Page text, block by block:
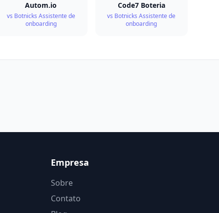
Autom.io
vs Botnicks Assistente de
onboarding
Code7 Boteria
vs Botnicks Assistente de
onboarding
Empresa
Sobre
Contato